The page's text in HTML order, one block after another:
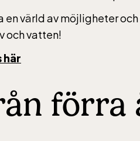
en värld av möjligheter
och vatten!
här
förra
10-15, helger 10-16,